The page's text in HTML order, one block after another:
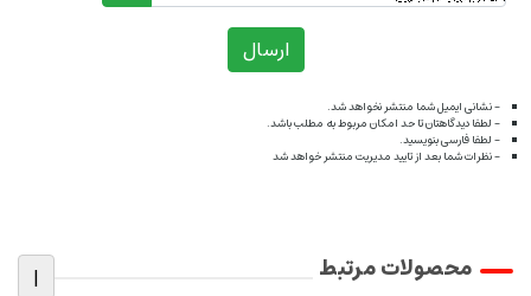
ارسال
- نشانی ایمیل شما منتشر نخواهد شد.
- لطفا دیدگاهتان تا حد امکان مربوط به مطلب باشد.
- لطفا فارسی بنویسید.
- نظرات شما بعد از تایید مدیریت منتشر خواهد شد
محصولات مرتبط |